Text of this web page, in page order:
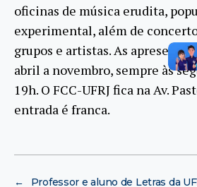
oficinas de música erudita,
experimental, além de
grupos e artistas. As
abril a novembro, sempre às
19h. O FCC-UFRJ fica na Av.
entrada é franca.
←
Professor e aluno de Letras da